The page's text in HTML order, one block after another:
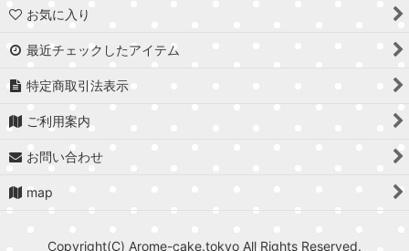
お気に入り
最近チェックしたアイテム
特定商取引法表示
ご利用案内
お問い合わせ
map
Copyright(C) Arome-cake.tokyo All Rights Reserved.